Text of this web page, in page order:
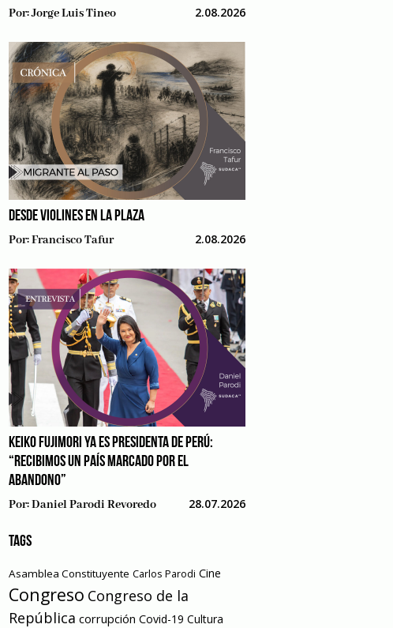
Por:Jorge Luis Tineo 2.08.2026
DESDE VIOLINES EN LA PLAZA
Por:Francisco Tafur 2.08.2026
KEIKO FUJIMORI YA ES PRESIDENTA DE PERÚ:
“RECIBIMOS UN PAÍS MARCADO POR EL
ABANDONO”
Por:Daniel Parodi Revoredo 28.07.2026
TAGS
Asamblea Constituyente Carlos Parodi Cine
Congreso Congreso de la
República corrupción Covid-19 Cultura